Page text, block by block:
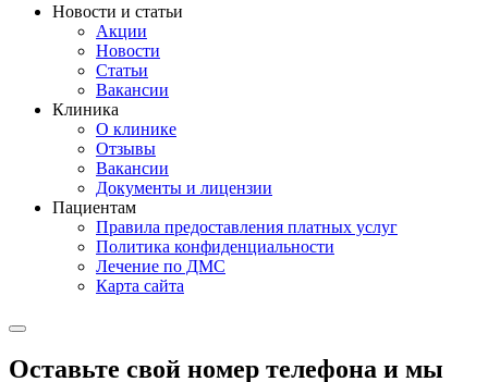
Новости и статьи
Акции
Новости
Статьи
Вакансии
Клиника
О клинике
Отзывы
Вакансии
Документы и лицензии
Пациентам
Правила предоставления платных услуг
Политика конфиденциальности
Лечение по ДМС
Карта сайта
Оставьте свой номер телефона и мы